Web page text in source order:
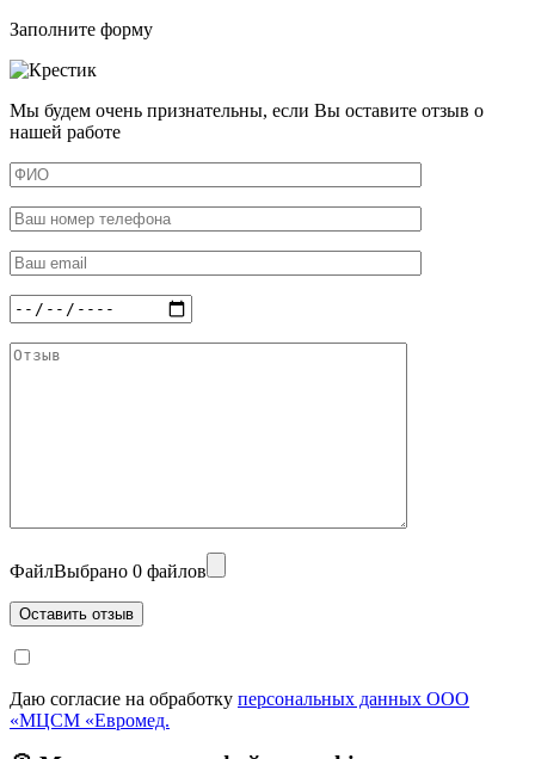
Заполните форму
Мы будем очень признательны, если Вы оставите отзыв о
нашей работе
ФайлВыбрано 0 файлов
Даю согласие на обработку персональных данных ООО
«МЦСМ «Евромед.